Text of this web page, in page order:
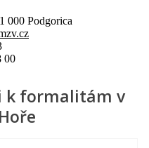
000 Podgorica
00
k formalitám v